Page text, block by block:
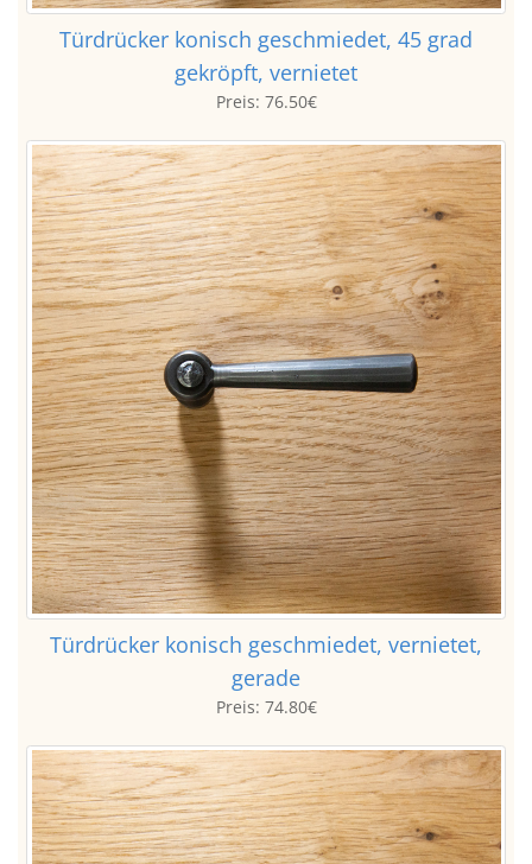
Türdrücker konisch geschmiedet, 45 grad
gekröpft, vernietet
Preis: 76.50€
Türdrücker konisch geschmiedet, vernietet,
gerade
Preis: 74.80€